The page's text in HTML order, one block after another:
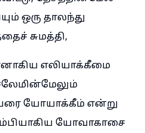
ஒரு தாலந்து
சுமத்தி,
எலியாக்கீமை
யோயாக்கீம் என்று
யோவாகாசை